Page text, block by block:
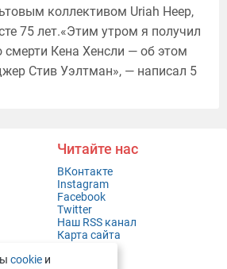
коллективом Uriah Heep,
75 лет.«Этим утром я получил
Кена Хенсли — об этом
Стив Уэлтман», — написал 5
Читайте нас
ВКонтакте
Instagram
Facebook
Twitter
Наш RSS канал
Карта сайта
cookie и